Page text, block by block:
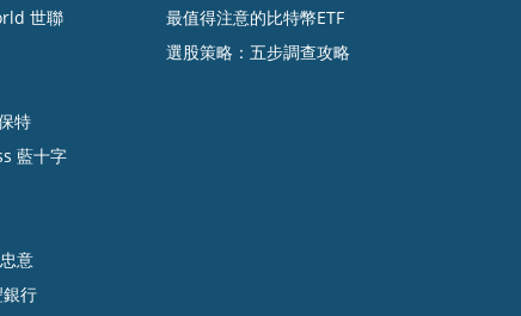
世聯
特
藍十字
意
銀行
最值得注意的比特幣ETF
選股策略：五步調查攻略